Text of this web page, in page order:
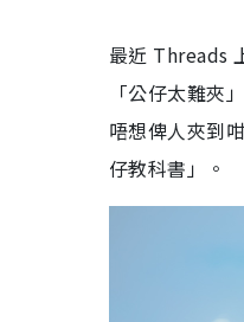
最近 Threads
「公仔太難夾
唔想俾人夾到
仔教科書」。